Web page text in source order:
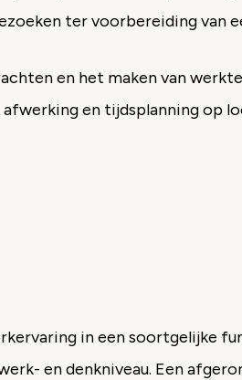
ter voorbereiding van
en het maken van
en tijdsplanning op
in een soortgelijke
en denkniveau. Een